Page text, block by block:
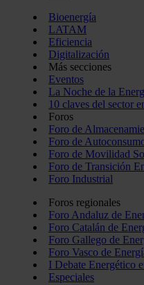
Bioenergía
LATAM
Eficiencia
Digitalización
Más secciones
Eventos
La Noche de la
10 claves del sector
Foros
Foro de
Foro de
Foro de Movilidad
Foro de Transición
Foro Industrial
Foros regionales
Foro Andaluz de
Foro Catalán de
Foro Gallego de
Foro Vasco de
I Debate Energético
Especiales